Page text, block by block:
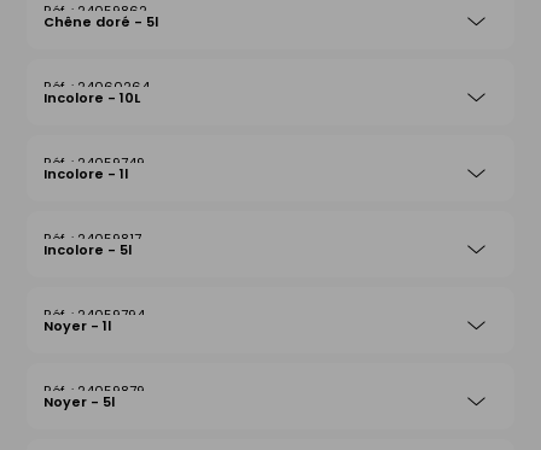
24059862
Chêne doré - 5l
24060264
Incolore - 10L
24059749
Incolore - 1l
24059817
Incolore - 5l
24059794
Noyer - 1l
24059879
Noyer - 5l